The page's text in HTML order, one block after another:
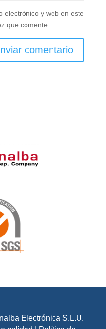
electrónico y web en este
que comente.
Electrónica S.L.U.